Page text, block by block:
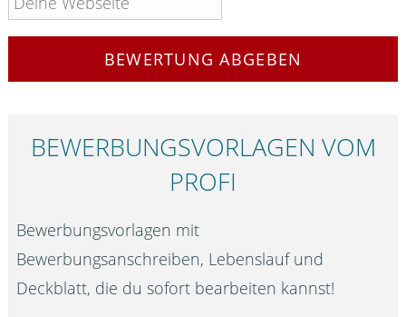
BEWERTUNG ABGEBEN
BEWERBUNGS­VORLAGEN VOM
PROFI
Bewerbungsvorlagen mit
Bewerbungsanschreiben, Lebenslauf und
Deckblatt, die du sofort bearbeiten kannst!